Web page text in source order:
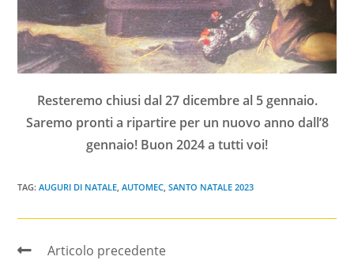
Resteremo chiusi dal 27 dicembre al 5 gennaio.
Saremo pronti a ripartire per un nuovo anno dall’8
gennaio! Buon 2024 a tutti voi!
TAG:AUGURI DI NATALE, AUTOMEC, SANTO NATALE 2023
Articolo precedente